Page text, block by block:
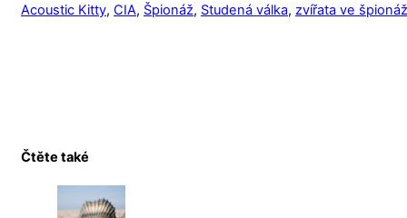
Acoustic Kitty, CIA, Špionáž, Studená válka, zvířata ve
Čtěte také